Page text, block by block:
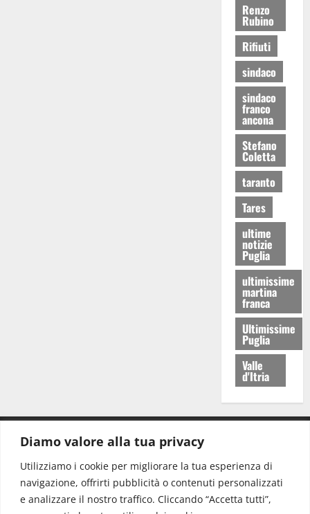
Diamo valore alla tua privacy
Utilizziamo i cookie per migliorare la tua esperienza di
navigazione, offrirti pubblicità o contenuti personalizzati
e analizzare il nostro traffico. Cliccando “Accetta tutti”,
Renzo
Rubino
Rifiuti
sindaco
sindaco
franco
ancona
Stefano
Coletta
taranto
Tares
ultime
notizie
Puglia
ultimissime
martina
franca
Ultimissime
Puglia
Valle
d'Itria
Redazione: redazione@www.martinasera.it
Direttore:direttore@www.martinasera.it